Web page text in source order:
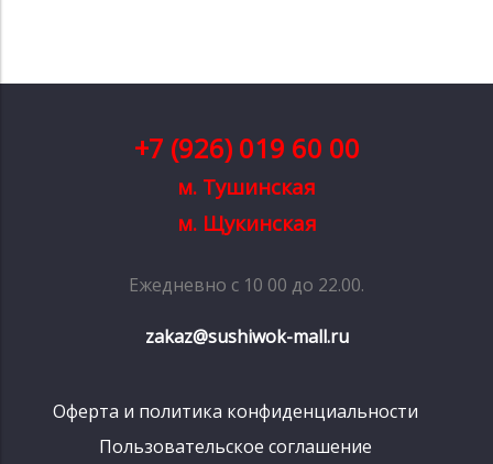
+7 (926) 019 60 00
м. Тушинская
м. Щукинская
Ежедневно с 10 00 до 22.00.
zakaz@sushiwok-mall.ru
Оферта и политика конфиденциальности
Пользовательское соглашение